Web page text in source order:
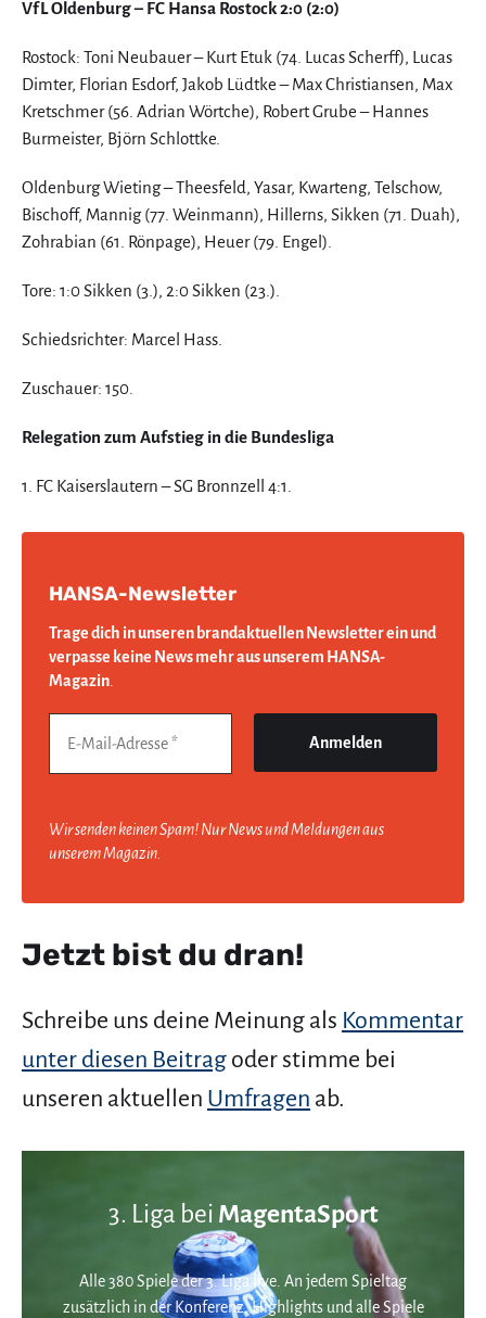
VfL Oldenburg – FC Hansa Rostock 2:0 (2:0)
Rostock: Toni Neubauer – Kurt Etuk (74. Lucas Scherff), Lucas
Dimter, Florian Esdorf, Jakob Lüdtke – Max Christiansen, Max
Kretschmer (56. Adrian Wörtche), Robert Grube – Hannes
Burmeister, Björn Schlottke.
Oldenburg Wieting – Theesfeld, Yasar, Kwarteng, Telschow,
Bischoff, Mannig (77. Weinmann), Hillerns, Sikken (71. Duah),
Zohrabian (61. Rönpage), Heuer (79. Engel).
Tore: 1:0 Sikken (3.), 2:0 Sikken (23.).
Schiedsrichter: Marcel Hass.
Zuschauer: 150.
Relegation zum Aufstieg in die Bundesliga
1. FC Kaiserslautern – SG Bronnzell 4:1.
HANSA-Newsletter
Trage dich in unseren brandaktuellen Newsletter ein und
verpasse keine News mehr aus unserem HANSA-
Magazin
Wir senden keinen Spam! Nur News und Meldungen aus
unserem Magazin.
Jetzt bist du dran!
Schreibe uns deine Meinung als Kommentar
unter diesen Beitrag oder stimme bei
unseren aktuellen Umfragen ab.
3. Liga bei MagentaSport
Alle 380 Spiele der 3. Liga live. An jedem Spieltag
zusätzlich in der Konferenz. Highlights und alle Spiele